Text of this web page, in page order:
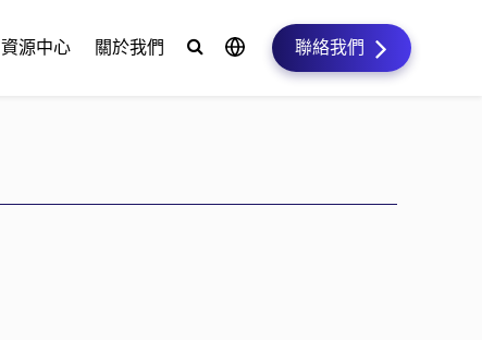
資源中心 關於我們 聯絡我們